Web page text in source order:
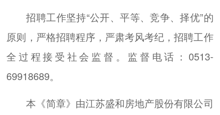
招聘工作坚持“公开、平等、竞争、择优”的
原则，严格招聘程序，严肃考风考纪，招聘工作
全过程接受社会监督。监督电话：0513-
69918689。
本《简章》由江苏盛和房地产股份有限公司